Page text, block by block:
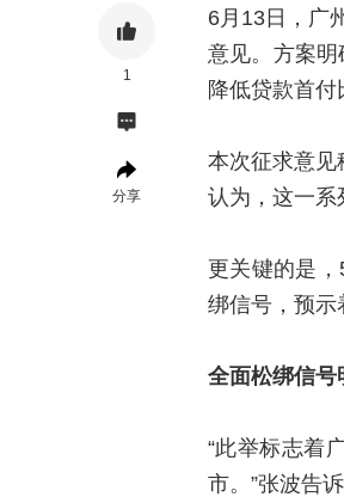
1
分享
6月13日，广
意见。方案明
降低贷款首付
本次征求意见
认为，这一系
更关键的是
绑信号，预示
全面松绑信号
“此举标志着
市。”张波告诉